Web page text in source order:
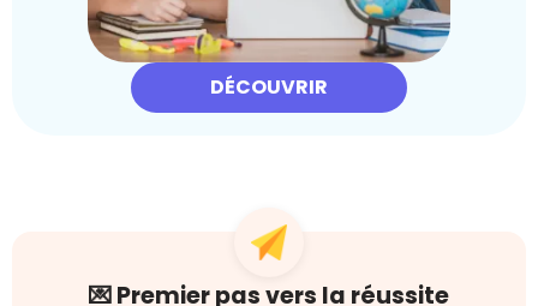
DÉCOUVRIR
💌 Premier pas vers la réussite